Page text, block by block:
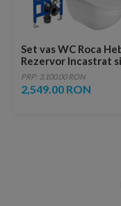
Set vas WC Roca
Rezervor Incastrat si
Clapeta Roca Duplo
Garnitura de Izolare
Fonica
PRP: 3,100.00 RON
2,549.00 RON